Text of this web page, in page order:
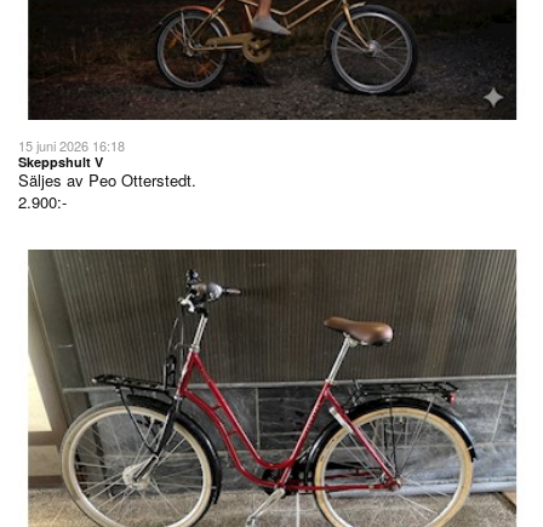
15 juni 2026 16:18
Skeppshult V
Säljes av Peo Otterstedt.
2.900:-